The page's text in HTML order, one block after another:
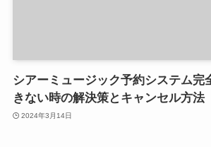
シアーミュージック予約システム完
きない時の解決策とキャンセル方法
2024年3月14日